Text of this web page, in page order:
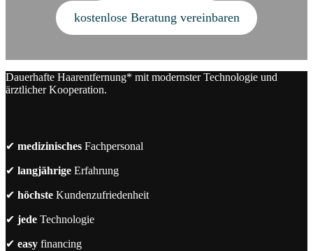
kostenlose Beratung vereinbaren
Dauerhafte Haarentfernung* mit modernster Technologie und
ärztlicher Kooperation.
✔ medizinisches Fachpersonal
✔ langjährige Erfahrung
✔ höchste Kundenzufriedenheit
✔ jede Technologie
✔ easy financing